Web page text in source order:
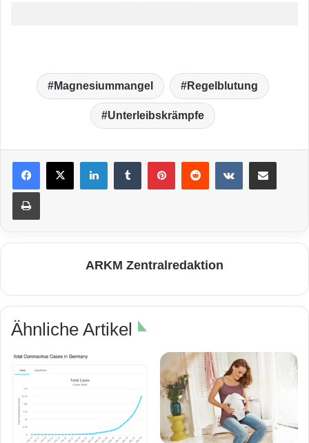
Magnesiummangel Regelblutung
Unterleibskrämpfe
LinkedIn VKontakte
Drucken
ARKM Zentralredaktion
Ähnliche Artikel